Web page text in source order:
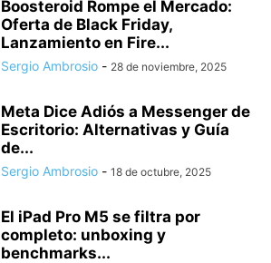
Boosteroid Rompe el Mercado:
Oferta de Black Friday,
Lanzamiento en Fire...
Sergio Ambrosio - 28 de noviembre, 2025
Meta Dice Adiós a Messenger de
Escritorio: Alternativas y Guía
de...
Sergio Ambrosio - 18 de octubre, 2025
El iPad Pro M5 se filtra por
completo: unboxing y
benchmarks...